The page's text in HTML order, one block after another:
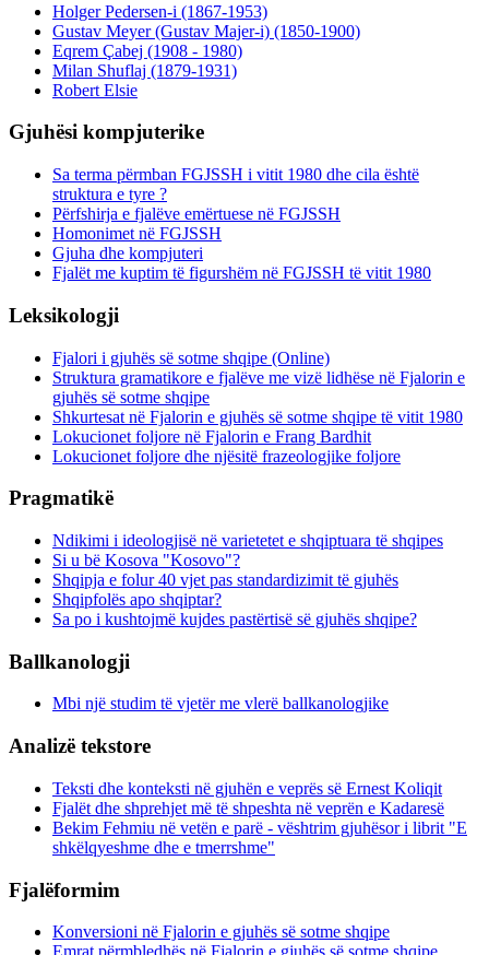
Holger Pedersen-i (1867-1953)
Gustav Meyer (Gustav Majer-i) (1850-1900)
Eqrem Çabej (1908 - 1980)
Milan Shuflaj (1879-1931)
Robert Elsie
Gjuhësi kompjuterike
Sa terma përmban FGJSSH i vitit 1980 dhe cila është
struktura e tyre ?
Përfshirja e fjalëve emërtuese në FGJSSH
Homonimet në FGJSSH
Gjuha dhe kompjuteri
Fjalët me kuptim të figurshëm në FGJSSH të vitit 1980
Leksikologji
Fjalori i gjuhës së sotme shqipe (Online)
Struktura gramatikore e fjalëve me vizë lidhëse në Fjalorin e
gjuhës së sotme shqipe
Shkurtesat në Fjalorin e gjuhës së sotme shqipe të vitit 1980
Lokucionet foljore në Fjalorin e Frang Bardhit
Lokucionet foljore dhe njësitë frazeologjike foljore
Pragmatikë
Ndikimi i ideologjisë në varietetet e shqiptuara të shqipes
Si u bë Kosova "Kosovo"?
Shqipja e folur 40 vjet pas standardizimit të gjuhës
Shqipfolës apo shqiptar?
Sa po i kushtojmë kujdes pastërtisë së gjuhës shqipe?
Ballkanologji
Mbi një studim të vjetër me vlerë ballkanologjike
Analizë tekstore
Teksti dhe konteksti në gjuhën e veprës së Ernest Koliqit
Fjalët dhe shprehjet më të shpeshta në veprën e Kadaresë
Bekim Fehmiu në vetën e parë - vështrim gjuhësor i librit "E
shkëlqyeshme dhe e tmerrshme"
Fjalëformim
Konversioni në Fjalorin e gjuhës së sotme shqipe